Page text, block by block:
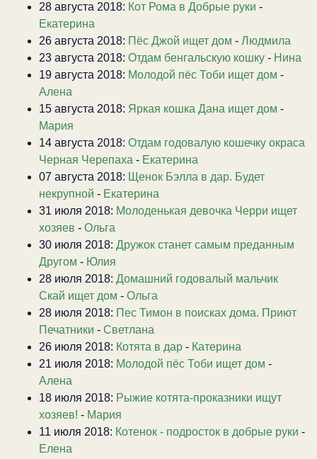
28 августа 2018: Кот Рома в Добрые руки -
Екатерина
26 августа 2018: Пёс Джой ищет дом - Людмила
23 августа 2018: Отдам бенгальскую кошку - Нина
19 августа 2018: Молодой пёс Тоби ищет дом -
Алена
15 августа 2018: Яркая кошка Дана ищет дом -
Мария
14 августа 2018: Отдам годовалую кошечку окраса
Черная Черепаха - Екатерина
07 августа 2018: Щенок Бэлла в дар. Будет
некрупной - Екатерина
31 июля 2018: Молоденькая девочка Черри ищет
хозяев - Ольга
30 июля 2018: Дружок станет самым преданным
Другом - Юлия
28 июля 2018: Домашний годовалый мальчик
Скай ищет дом - Ольга
28 июля 2018: Пес Тимон в поисках дома. Приют
Печатники - Светлана
26 июля 2018: Котята в дар - Катерина
21 июля 2018: Молодой пёс Тоби ищет дом -
Алена
18 июля 2018: Рыжие котята-проказники ищут
хозяев! - Мария
11 июля 2018: Котенок - подросток в добрые руки -
Елена